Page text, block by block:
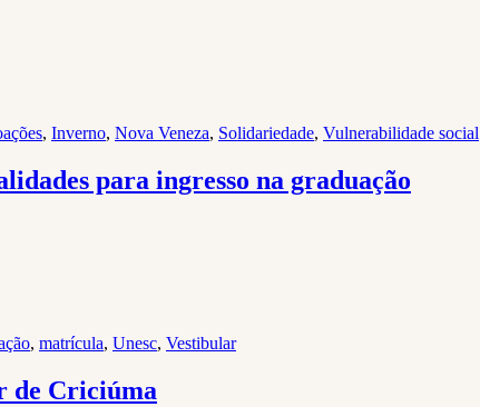
, Inverno, Nova Veneza, Solidariedade, Vulnerabilidade social
para ingresso na graduação
, matrícula, Unesc, Vestibular
de Criciúma